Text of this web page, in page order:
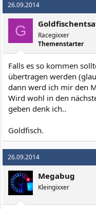
26.09.2014
G
Racegixxer
Themenstarter
Falls es so kommen
übertragen werden
dann werd ich mir den
Wird wohl in den
geben denk ich..
Goldfisch.
26.09.2014
Megabug
Kleingixxer